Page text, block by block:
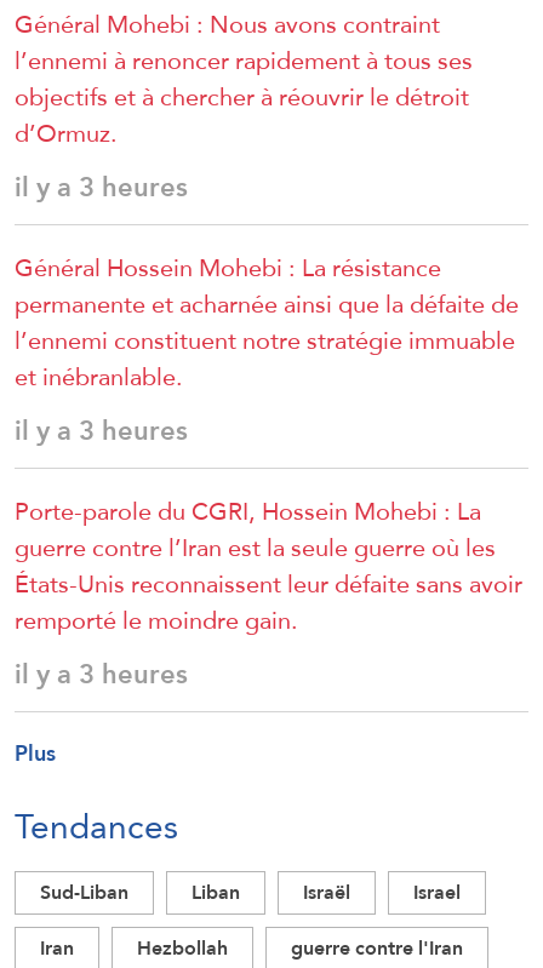
Général Mohebi : Nous avons contraint
l’ennemi à renoncer rapidement à tous ses
objectifs et à chercher à réouvrir le détroit
d’Ormuz.
il y a 3 heures
Général Hossein Mohebi : La résistance
permanente et acharnée ainsi que la défaite de
l’ennemi constituent notre stratégie immuable
et inébranlable.
il y a 3 heures
Porte-parole du CGRI, Hossein Mohebi : La
guerre contre l’Iran est la seule guerre où les
États-Unis reconnaissent leur défaite sans avoir
remporté le moindre gain.
il y a 3 heures
Plus
Tendances
Sud-Liban Liban Israël
Israel
Iran
Hezbollah
guerre contre l'Iran